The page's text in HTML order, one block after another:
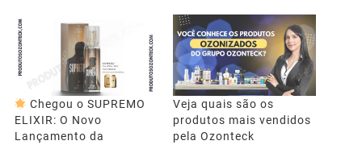
Chegou o SUPREMO
ELIXIR: O Novo
Lançamento da
Veja quais são os
produtos mais vendidos
pela Ozonteck